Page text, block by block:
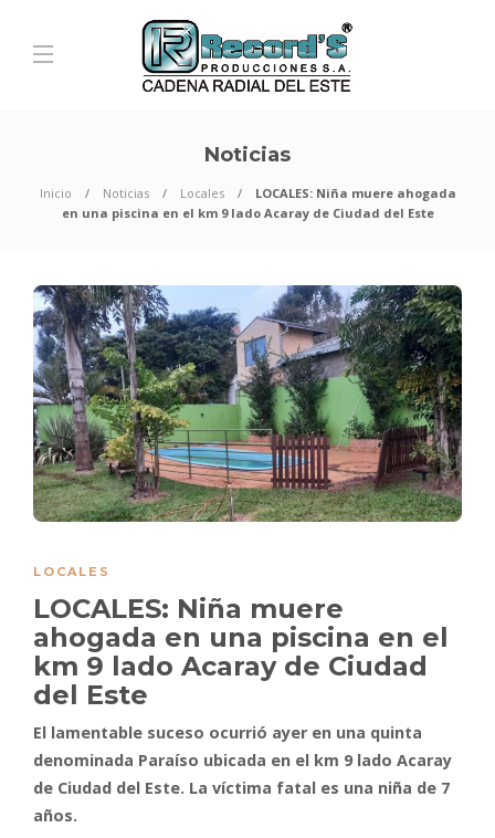
Noticias
Inicio Noticias Locales
LOCALES: Niña muere ahogada
en una piscina en el km 9 lado Acaray de Ciudad del Este
LOCALES
LOCALES: Niña muere
ahogada en una piscina en el
km 9 lado Acaray de Ciudad
del Este
El lamentable suceso ocurrió ayer en una quinta
denominada Paraíso ubicada en el km 9 lado Acaray
de Ciudad del Este. La víctima fatal es una niña de 7
años.